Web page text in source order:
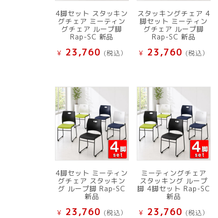
4脚セット スタッキン
グチェア ミーティン
グチェア ループ脚
Rap-SC 新品
¥ 23,760 (税込）
スタッキングチェア 4
脚セット ミーティン
グチェア ループ脚
Rap-SC 新品
¥ 23,760 (税込）
4脚セット ミーティン
グチェア スタッキン
グ ループ脚 Rap-SC
新品
¥ 23,760 (税込）
ミーティングチェア
スタッキング ループ
脚 4脚セット Rap-SC
新品
¥ 23,760 (税込）